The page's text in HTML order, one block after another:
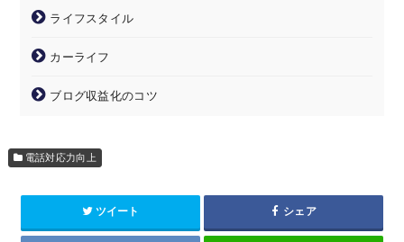
ライフスタイル
カーライフ
ブログ収益化のコツ
電話対応力向上
ツイート シェア